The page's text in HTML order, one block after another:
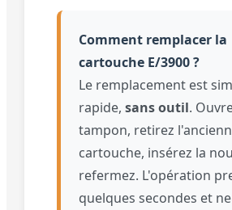
Comment remplacer la
cartouche E/3900 ?
Le remplacement est
rapide, sans outil.
tampon, retirez
cartouche, insérez la
refermez. L'opération
quelques secondes et